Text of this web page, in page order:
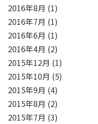
2016年8月 (1)
2016年7月 (1)
2016年6月 (1)
2016年4月 (2)
2015年12月 (1)
2015年10月 (5)
2015年9月 (4)
2015年8月 (2)
2015年7月 (3)